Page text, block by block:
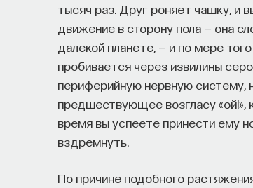
тысяч раз. Друг роняет чашку, и
движение в сторону пола — она
далекой планете, — и по мере
пробивается через извилины
периферийную нервную систему,
предшествующее возгласу «ой!»,
время вы успеете принести ему
вздремнуть.
По причине подобного